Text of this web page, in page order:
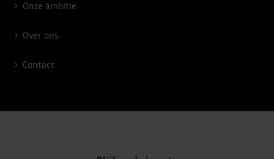
Onze ambitie
Over ons
Contact